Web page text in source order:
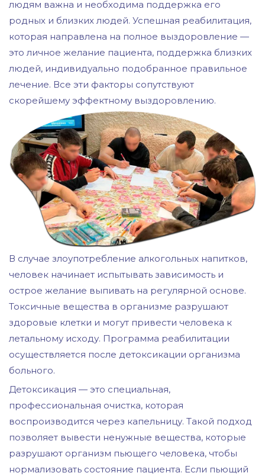
людям важна и необходима поддержка его
родных и близких людей. Успешная реабилитация,
которая направлена на полное выздоровление —
это личное желание пациента, поддержка близких
людей, индивидуально подобранное правильное
лечение. Все эти факторы сопутствуют
скорейшему эффектному выздоровлению.
В случае злоупотребление алкогольных напитков,
человек начинает испытывать зависимость и
острое желание выпивать на регулярной основе.
Токсичные вещества в организме разрушают
здоровые клетки и могут привести человека к
летальному исходу. Программа реабилитации
осуществляется после детоксикации организма
больного.
Детоксикация — это специальная,
профессиональная очистка, которая
воспроизводится через капельницу. Такой подход
позволяет вывести ненужные вещества, которые
разрушают организм пьющего человека, чтобы
нормализовать состояние пациента. Если пьющий